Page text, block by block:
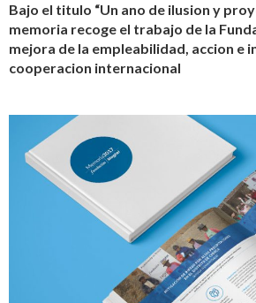
Bajo el titulo “Un ano de ilusion y
memoria recoge el trabajo de la
mejora de la empleabilidad, accion e
cooperacion internacional